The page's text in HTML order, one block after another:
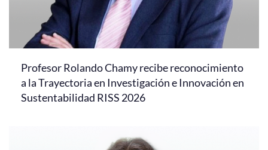
Profesor Rolando Chamy recibe reconocimiento
a la Trayectoria en Investigación e Innovación en
Sustentabilidad RISS 2026